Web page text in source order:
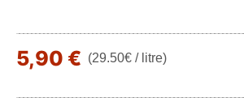
5,90 € (29.50€ / litre)